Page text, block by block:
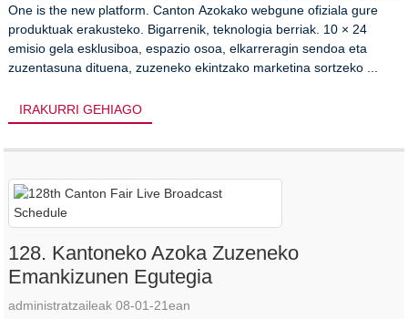
One is the new platform. Canton Azokako webgune ofiziala gure
produktuak erakusteko. Bigarrenik, teknologia berriak. 10 × 24
emisio gela esklusiboa, espazio osoa, elkarreragin sendoa eta
zuzentasuna dituena, zuzeneko ekintzako marketina sortzeko ...
IRAKURRI GEHIAGO
128. Kantoneko Azoka Zuzeneko
Emankizunen Egutegia
administratzaileak 08-01-21ean